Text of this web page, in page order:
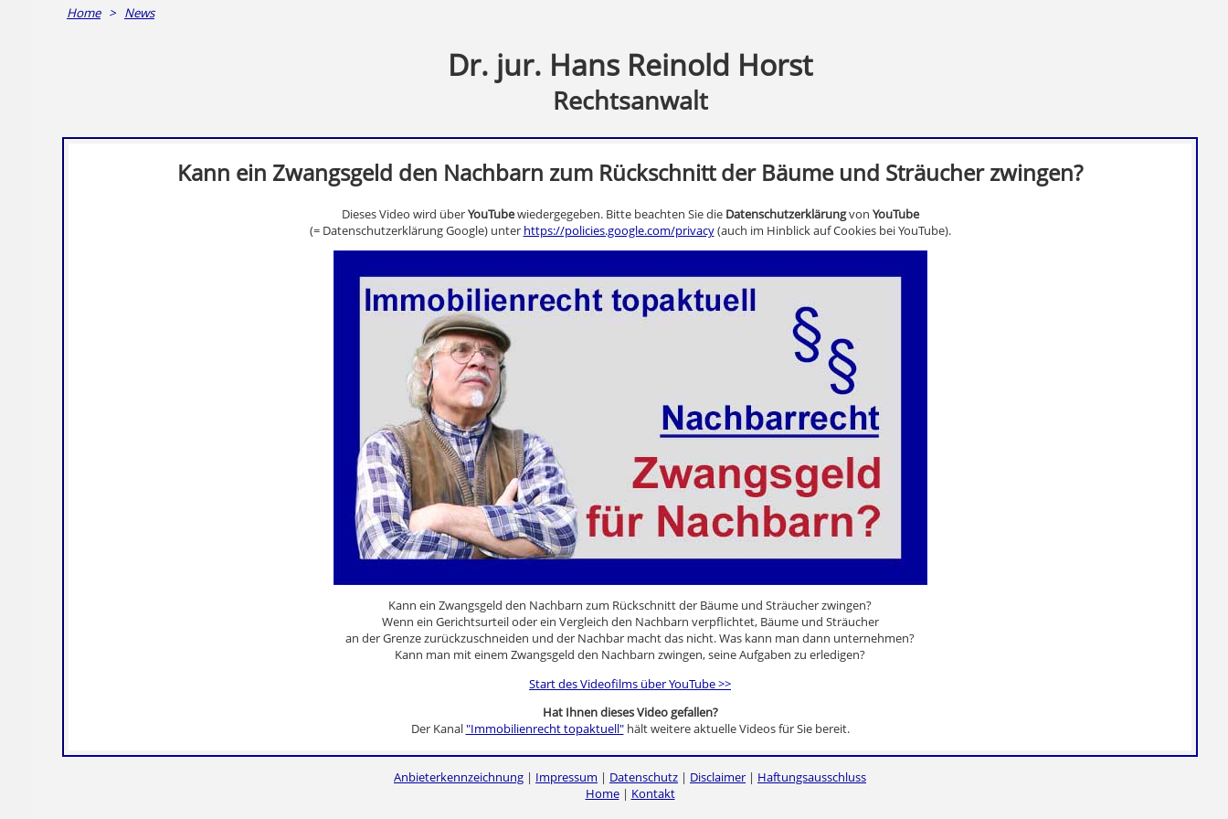
Home> News
Dr. jur. Hans Reinold Horst
Rechtsanwalt
Kann ein Zwangsgeld den Nachbarn zum Rückschnitt der Bäume und Sträucher zwingen?
Dieses Video wird überYouTubewiedergegeben. Bitte beachten Sie die Datenschutzerklärungvon YouTube
(= Datenschutzerklärung Google) unter https://policies.google.com/privacy(auch im Hinblick auf Cookies bei YouTube).
Kann ein Zwangsgeld den Nachbarn zum Rückschnitt der Bäume und Sträucher zwingen?
Wenn ein Gerichtsurteil oder ein Vergleich den Nachbarn verpflichtet, Bäume und Sträucher
an der Grenze zurückzuschneiden und der Nachbar macht das nicht. Was kann man dann unternehmen?
Kann man mit einem Zwangsgeld den Nachbarn zwingen, seine Aufgaben zu erledigen?
Start des Videofilms über YouTube >>
Hat Ihnen dieses Video gefallen?
Der Kanal"Immobilienrecht topaktuell"hält weitere aktuelle Videos für Sie bereit.
Anbieterkennzeichnung | Impressum | Datenschutz | Disclaimer | Haftungsausschluss
Home| Kontakt